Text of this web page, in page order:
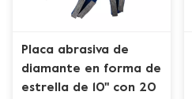
Placa abrasiva de
diamante en forma de
estrella de 10'' con 20